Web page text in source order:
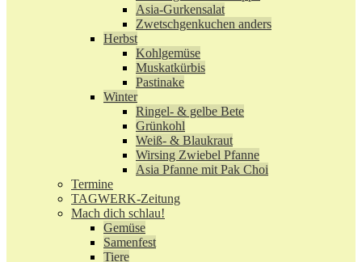
Asia-Gurkensalat
Zwetschgenkuchen anders
Herbst
Kohlgemüse
Muskatkürbis
Pastinake
Winter
Ringel- & gelbe Bete
Grünkohl
Weiß- & Blaukraut
Wirsing Zwiebel Pfanne
Asia Pfanne mit Pak Choi
Termine
TAGWERK-Zeitung
Mach dich schlau!
Gemüse
Samenfest
Tiere